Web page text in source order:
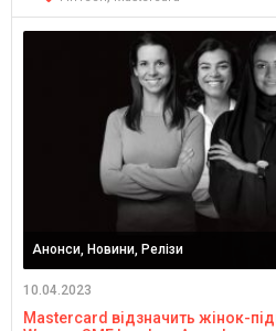
Анонси, Новини, Релізи
10.04.2023
Mastercard відзначить жінок-